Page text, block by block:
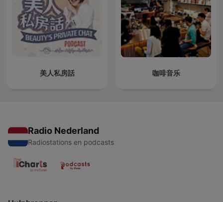
美人私房話 咖啡音乐
Radio Nederland
Radiostations en podcasts